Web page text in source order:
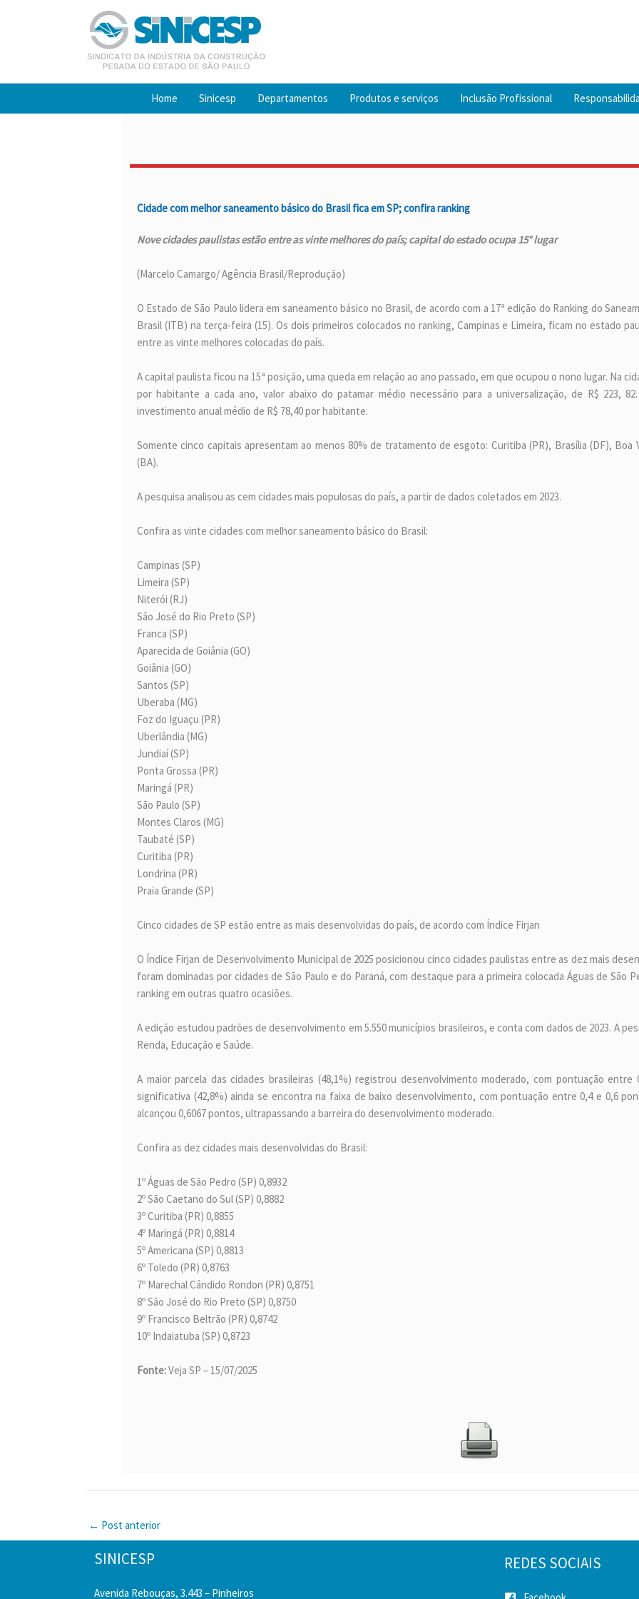
Home Sinicesp Departamentos Produtos e serviços Inclusão Profissional
Cidade com melhor saneamento básico do Brasil fica em SP; confira ranking
Nove cidades paulistas estão entre as vinte melhores do país; capital do estado ocupa 15° lugar
(Marcelo Camargo/ Agência Brasil/Reprodução)
O Estado de São Paulo lidera em saneamento básico no Brasil, de acordo com a 17ª edição do Ranking do
Brasil (ITB) na terça-feira (15). Os dois primeiros colocados no ranking, Campinas e Limeira, ficam no estado
entre as vinte melhores colocadas do país.
A capital paulista ficou na 15ª posição, uma queda em relação ao ano passado, em que ocupou o nono lugar. Na
por habitante a cada ano, valor abaixo do patamar médio necessário para a universalização, de R$ 223,
investimento anual médio de R$ 78,40 por habitante.
Somente cinco capitais apresentam ao menos 80% de tratamento de esgoto: Curitiba (PR), Brasília (DF), Boa
(BA).
A pesquisa analisou as cem cidades mais populosas do país, a partir de dados coletados em 2023.
Confira as vinte cidades com melhor saneamento básico do Brasil:
Campinas (SP)
Limeira (SP)
Niterói (RJ)
São José do Rio Preto (SP)
Franca (SP)
Aparecida de Goiânia (GO)
Goiânia (GO)
Santos (SP)
Uberaba (MG)
Foz do Iguaçu (PR)
Uberlândia (MG)
Jundiaí (SP)
Ponta Grossa (PR)
Maringá (PR)
São Paulo (SP)
Montes Claros (MG)
Taubaté (SP)
Curitiba (PR)
Londrina (PR)
Praia Grande (SP)
Cinco cidades de SP estão entre as mais desenvolvidas do país, de acordo com Índice Firjan
O Índice Firjan de Desenvolvimento Municipal de 2025 posicionou cinco cidades paulistas entre as dez mais
foram dominadas por cidades de São Paulo e do Paraná, com destaque para a primeira colocada Águas de São
ranking em outras quatro ocasiões.
A edição estudou padrões de desenvolvimento em 5.550 municípios brasileiros, e conta com dados de 2023. A
Renda, Educação e Saúde.
A maior parcela das cidades brasileiras (48,1%) registrou desenvolvimento moderado, com pontuação
significativa (42,8%) ainda se encontra na faixa de baixo desenvolvimento, com pontuação entre 0,4 e 0,6
alcançou 0,6067 pontos, ultrapassando a barreira do desenvolvimento moderado.
Confira as dez cidades mais desenvolvidas do Brasil:
1º Águas de São Pedro (SP) 0,8932
2º São Caetano do Sul (SP) 0,8882
3º Curitiba (PR) 0,8855
4º Maringá (PR) 0,8814
5º Americana (SP) 0,8813
6º Toledo (PR) 0,8763
7º Marechal Cândido Rondon (PR) 0,8751
8º São José do Rio Preto (SP) 0,8750
9º Francisco Beltrão (PR) 0,8742
10º Indaiatuba (SP) 0,8723
Fonte:Veja SP – 15/07/2025
← Post anterior
SINICESP
Avenida Rebouças, 3.443 – Pinheiros
REDES SOCIAIS